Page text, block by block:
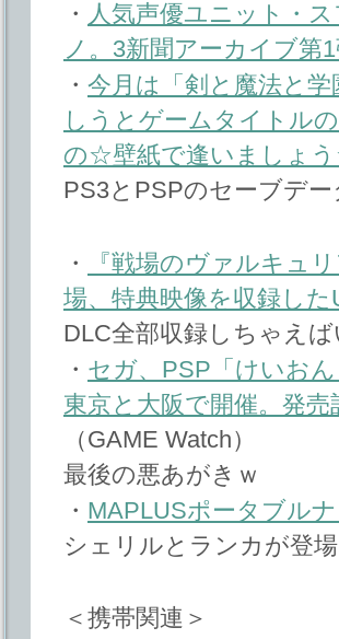
・ 人気声優ユニット・
ノ。3新聞アーカイブ第
・ 今月は「剣と魔法と
しうとゲームタイトル
の☆壁紙で逢いましょう
PS3とPSPのセーブデ
・
『戦場のヴァルキュ
場、特典映像を収録した
DLC全部収録しちゃえば
・ セガ、PSP「けいお
東京と大阪で開催。発
（GAME Watch）
最後の悪あがきｗ
・ MAPLUSポータブル
シェリルとランカが登
＜携帯関連＞